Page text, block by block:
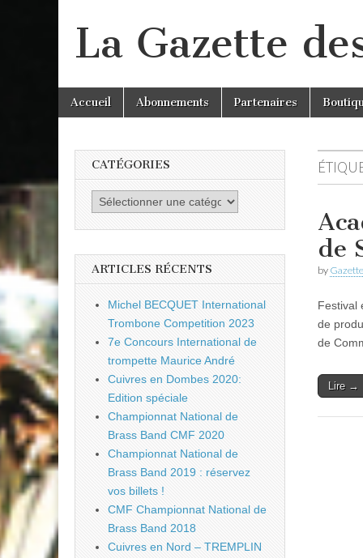
La Gazette
Main
menu
Skip
Accueil Abonnements Partenaires
de
by
Festival
de
de
Lire →
CATÉGORIES
Catégories
ARTICLES RÉCENTS
Michel BECQUET International
Trombone Competition 2023
7e Concours International de
trompette Maurice André
Cuivres en Dombes 2020:
Edition spéciale
Championnat National de
Brass Band CMF 2020
Championnat National de
Brass Band 2019 : réservez
vos billets !
CMF Championnat National de
Brass Band 2018
Cuivres en Nord – TREMPLIN